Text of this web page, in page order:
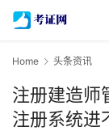
Home 头条资讯
注册建造师
注册系统进